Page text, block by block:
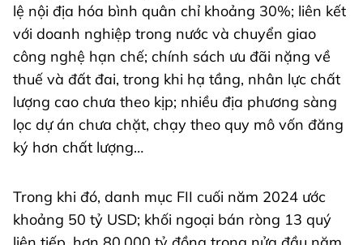
lệ nội địa hóa bình quân chỉ khoảng 30%; liên kết
với doanh nghiệp trong nước và chuyển giao
công nghệ hạn chế; chính sách ưu đãi nặng về
thuế và đất đai, trong khi hạ tầng, nhân lực chất
lượng cao chưa theo kịp; nhiều địa phương sàng
lọc dự án chưa chặt, chạy theo quy mô vốn đăng
ký hơn chất lượng…
Trong khi đó, danh mục FII cuối năm 2024 ước
khoảng 50 tỷ USD; khối ngoại bán ròng 13 quý